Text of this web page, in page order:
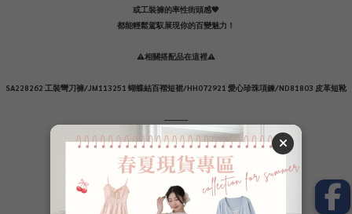
或工裝褲的率性街頭感🖤
都能輕鬆駕馭展現你的百變魅力！
⚠️相關搭配品在這裡⚠️
SA228262 工裝彎刀褲/JM113251 蝴蝶結百褶短裙/HH072921 愛心珍珠項鍊/ND81803 皮革短靴
----------
【質料：針織/聚酯纖維】
【厚度：秋冬款/⭐️⭐️⭐️一般】
【透度：無】
【內裡：無】